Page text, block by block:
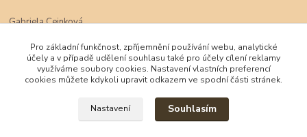
Gabriela Cejnková
klimpe@klimpe.cz
Pro základní funkčnost, zpříjemnění používání webu, analytické
účely a v případě udělení souhlasu také pro účely cílení reklamy
využíváme soubory cookies. Nastavení vlastních preferencí
cookies můžete kdykoli upravit odkazem ve spodní části stránek.
Nastavení Souhlasím